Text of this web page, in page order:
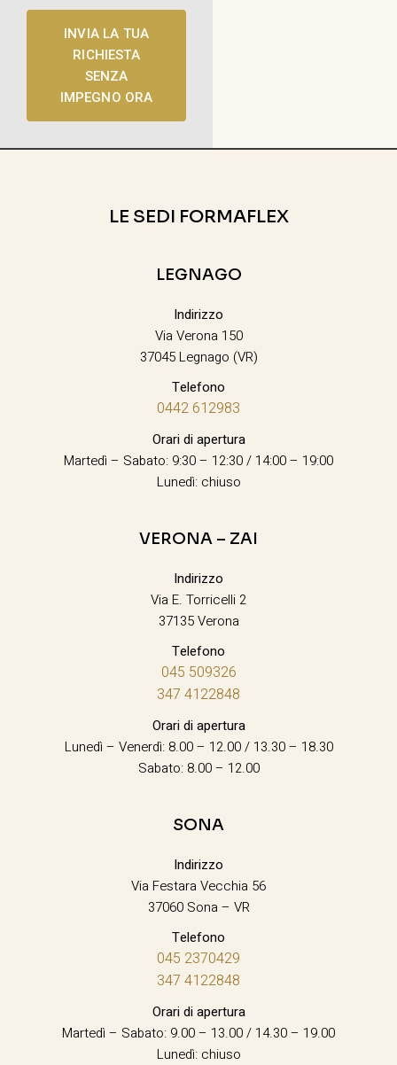
INVIA LA TUA
RICHIESTA
SENZA
IMPEGNO ORA
LE SEDI FORMAFLEX
LEGNAGO
Indirizzo
Via Verona 150
37045 Legnago (VR)
Telefono
0442 612983
Orari di apertura
Martedì – Sabato: 9:30 – 12:30 / 14:00 – 19:00
Lunedì: chiuso
VERONA – ZAI
Indirizzo
Via E. Torricelli 2
37135 Verona
Telefono
045 509326
347 4122848
Orari di apertura
Lunedì – Venerdì: 8.00 – 12.00 / 13.30 – 18.30
Sabato: 8.00 – 12.00
SONA
Indirizzo
Via Festara Vecchia 56
37060 Sona – VR
Telefono
045 2370429
347 4122848
Orari di apertura
Martedì – Sabato: 9.00 – 13.00 / 14.30 – 19.00
Lunedì: chiuso